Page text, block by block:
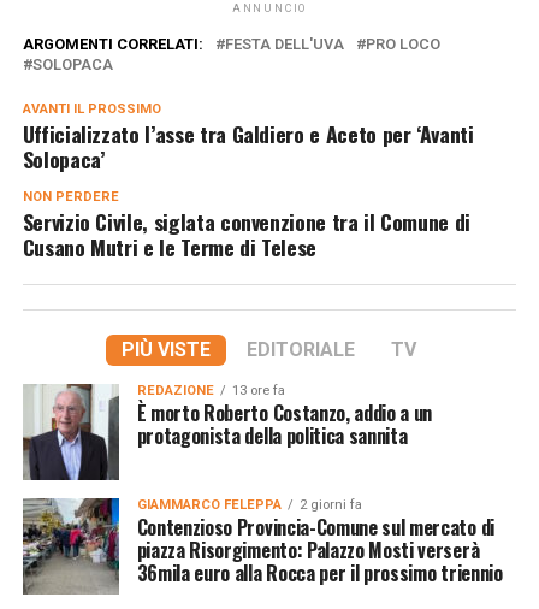
ANNUNCIO
ARGOMENTI CORRELATI: FESTA DELL'UVA
PRO LOCO
SOLOPACA
AVANTI IL ​​PROSSIMO
Ufficializzato l’asse tra Galdiero e Aceto per ‘Avanti
Solopaca’
NON PERDERE
Servizio Civile, siglata convenzione tra il Comune di
Cusano Mutri e le Terme di Telese
PIÙ VISTE EDITORIALE TV
REDAZIONE 13 ore fa
È morto Roberto Costanzo, addio a un
protagonista della politica sannita
GIAMMARCO FELEPPA 2 giorni fa
Contenzioso Provincia-Comune sul mercato di
piazza Risorgimento: Palazzo Mosti verserà
36mila euro alla Rocca per il prossimo triennio